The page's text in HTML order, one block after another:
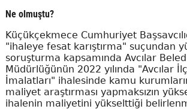
Ne olmuştu?
Küçükçekmece Cumhuriyet
"ihaleye fesat karıştırma" suçundan
soruşturma kapsamında Avcılar
Müdürlüğünün 2022 yılında "Avcılar
İmalatları" ihalesinde kamu
maliyet araştırması yapmaksızın
ihalenin maliyetini yükselttiği